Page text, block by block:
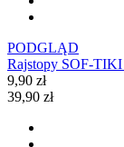
PODGLĄD
Rajstopy SOF-
9,90 zł
39,90 zł